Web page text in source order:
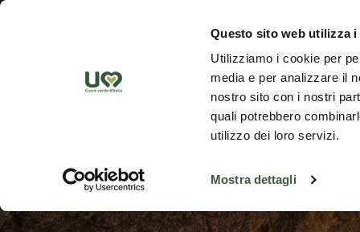
Questo sito web utilizza i
Utilizziamo i cookie per
media e per analizzare il
nostro sito con i nostri
quali potrebbero
utilizzo dei loro servizi.
Mostra dettagli
Cinq voies